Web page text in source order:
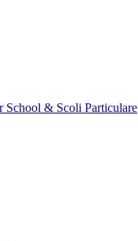
School & Scoli Particulare